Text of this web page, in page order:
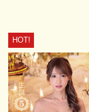
HOT!